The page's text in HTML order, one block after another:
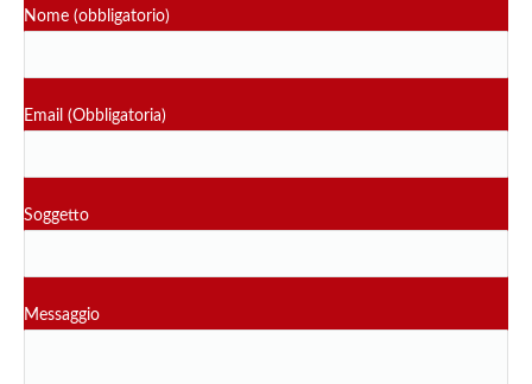
Nome (obbligatorio)
Email (Obbligatoria)
Soggetto
Messaggio